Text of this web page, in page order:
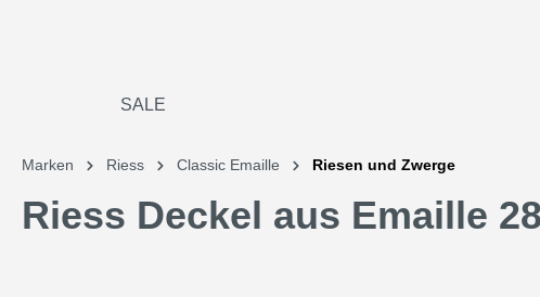
SALE
Marken Riess Classic Emaille Riesen und Zwerge
Riess Deckel aus Emaille